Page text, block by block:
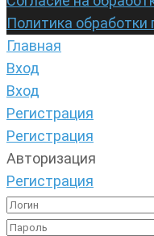
Политика
Главная
Вход
Вход
Регистрация
Регистрация
Авторизация
Регистрация